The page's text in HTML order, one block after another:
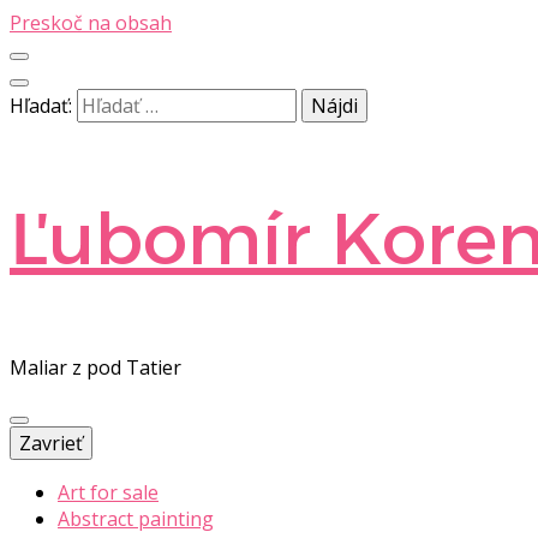
Preskoč na obsah
Hľadať:
Ľubomír
Maliar z pod Tatier
Zavrieť
Art for sale
Abstract painting